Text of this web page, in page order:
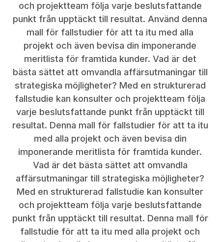
och projektteam följa varje beslutsfattande
punkt från upptäckt till resultat. Använd denna
mall för fallstudier för att ta itu med alla
projekt och även bevisa din imponerande
meritlista för framtida kunder. Vad är det
bästa sättet att omvandla affärsutmaningar till
strategiska möjligheter? Med en strukturerad
fallstudie kan konsulter och projektteam följa
varje beslutsfattande punkt från upptäckt till
resultat. Denna mall för fallstudier för att ta itu
med alla projekt och även bevisa din
imponerande meritlista för framtida kunder.
Vad är det bästa sättet att omvandla
affärsutmaningar till strategiska möjligheter?
Med en strukturerad fallstudie kan konsulter
och projektteam följa varje beslutsfattande
punkt från upptäckt till resultat. Denna mall för
fallstudie för att ta itu med alla projekt och